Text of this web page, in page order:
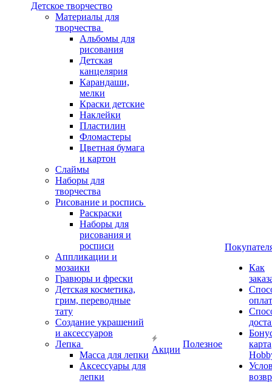
Детское творчество
Материалы для
творчества
Альбомы для
рисования
Детская
канцелярия
Карандаши,
мелки
Краски детские
Наклейки
Пластилин
Фломастеры
Цветная бумага
и картон
Слаймы
Наборы для
творчества
Рисование и роспись
Раскраски
Наборы для
рисования и
росписи
Аппликации и
мозаики
Гравюры и фрески
Детская косметика,
грим, переводные
тату
Создание украшений
и аксессуаров
Лепка
Масса для лепки
Аксессуары для
лепки
Акции
Полезное
Как
карта